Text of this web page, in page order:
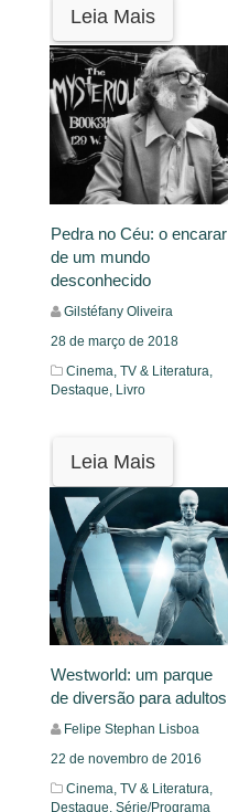
Leia Mais
Pedra no Céu: o encarar
de um mundo
desconhecido
Gilstéfany Oliveira
28 de março de 2018
Cinema, TV & Literatura,
Destaque, Livro
Leia Mais
Westworld: um parque
de diversão para adultos
Felipe Stephan Lisboa
22 de novembro de 2016
Cinema, TV & Literatura,
Destaque, Série/Programa